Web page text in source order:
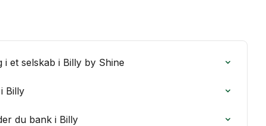
et selskab i Billy by Shine
Billy
du bank i Billy